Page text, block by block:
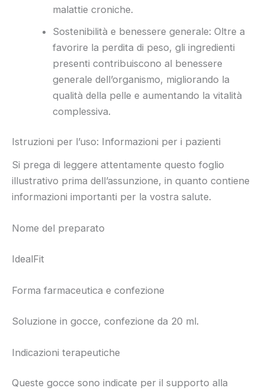
malattie croniche.
Sostenibilità e benessere generale: Oltre a
favorire la perdita di peso, gli ingredienti
presenti contribuiscono al benessere
generale dell’organismo, migliorando la
qualità della pelle e aumentando la vitalità
complessiva.
Istruzioni per l’uso: Informazioni per i pazienti
Si prega di leggere attentamente questo foglio
illustrativo prima dell’assunzione, in quanto contiene
informazioni importanti per la vostra salute.
Nome del preparato
IdealFit
Forma farmaceutica e confezione
Soluzione in gocce, confezione da 20 ml.
Indicazioni terapeutiche
Queste gocce sono indicate per il supporto alla